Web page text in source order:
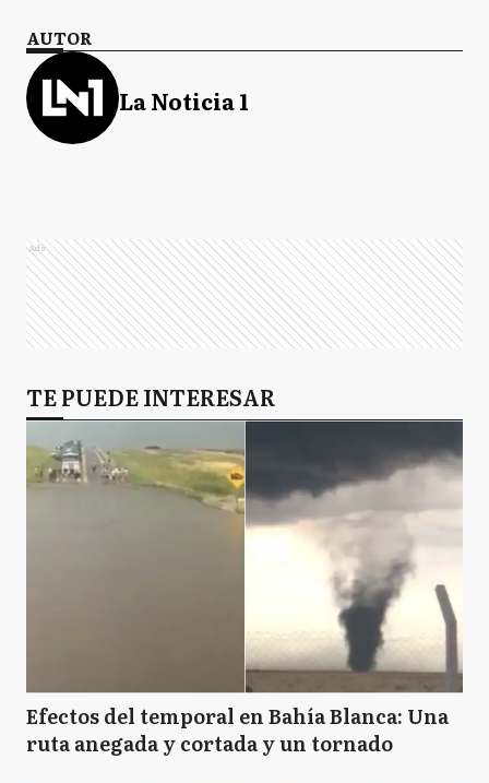
AUTOR
La Noticia 1
Ads
TE PUEDE INTERESAR
Efectos del temporal en Bahía Blanca: Una
ruta anegada y cortada y un tornado